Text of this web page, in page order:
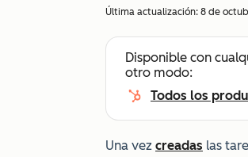
Última actualización: 8 de
Disponible con
otro modo:
Todos los
Una vez creadas las